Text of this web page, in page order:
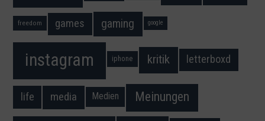
freedom games gaming google
instagram iphone kritik letterboxd
life media Medien Meinungen